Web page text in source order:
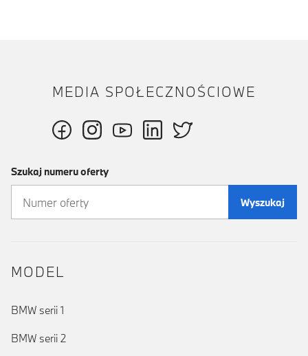
MEDIA SPOŁECZNOŚCIOWE
Szukaj numeru oferty
Wyszukaj
MODEL
BMW serii 1
BMW serii 2